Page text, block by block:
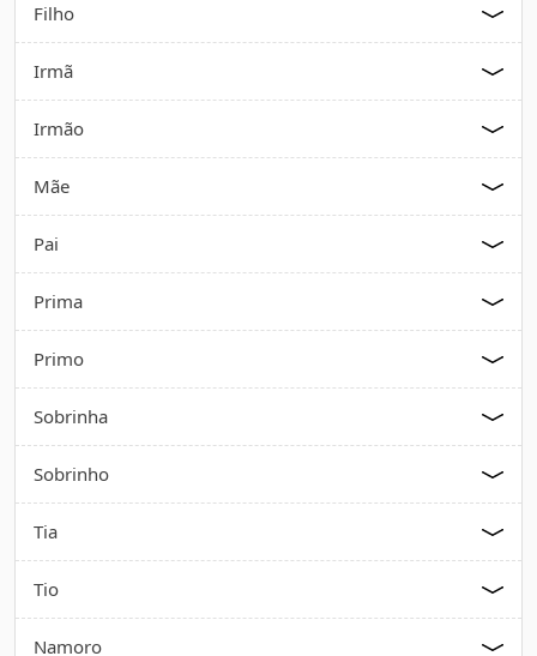
Filho
Irmã
Irmão
Mãe
Pai
Prima
Primo
Sobrinha
Sobrinho
Tia
Tio
Namoro